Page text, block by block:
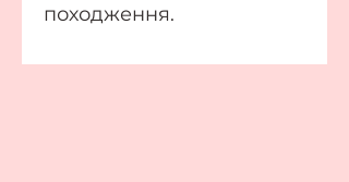
походження.